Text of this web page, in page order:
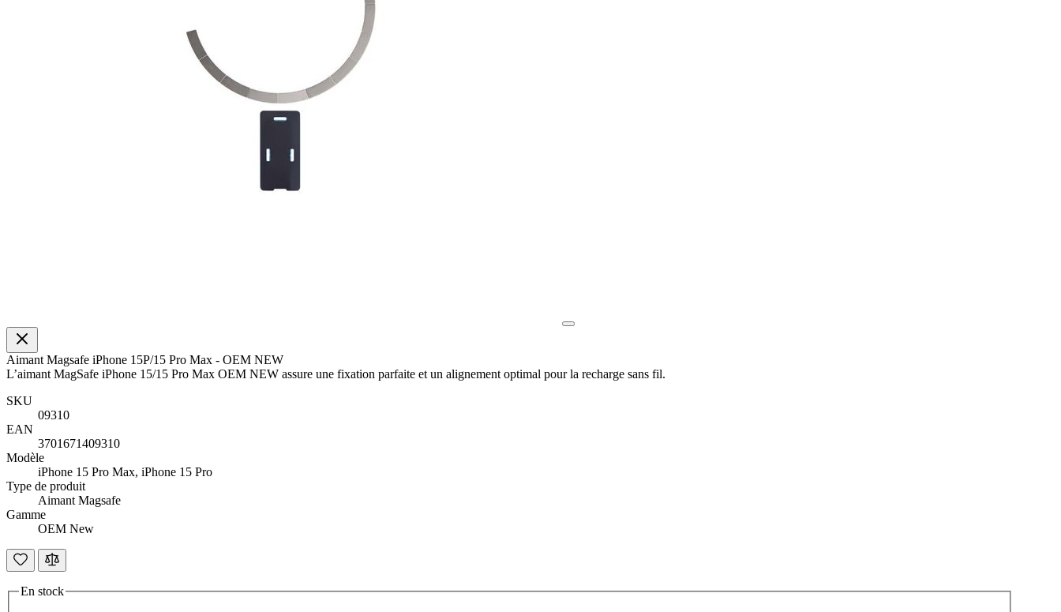
Aimant Magsafe iPhone 15P/15 Pro Max - OEM NEW
L’aimant MagSafe iPhone 15/15 Pro Max OEM NEW assure une fixation parfaite et un alignement optimal pour la recharge sans fil.
SKU
09310
EAN
3701671409310
Modèle
iPhone 15 Pro Max, iPhone 15 Pro
Type de produit
Aimant Magsafe
Gamme
OEM New
En stock